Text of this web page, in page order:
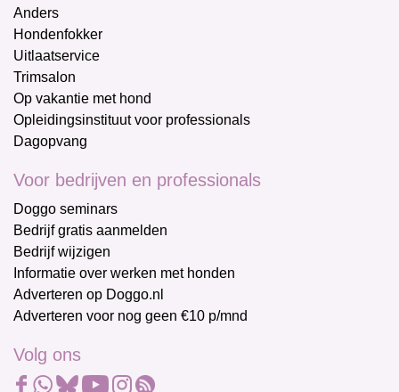
Anders
Hondenfokker
Uitlaatservice
Trimsalon
Op vakantie met hond
Opleidingsinstituut voor professionals
Dagopvang
Voor bedrijven en professionals
Doggo seminars
Bedrijf gratis aanmelden
Bedrijf wijzigen
Informatie over werken met honden
Adverteren op Doggo.nl
Adverteren voor nog geen €10 p/mnd
Volg ons